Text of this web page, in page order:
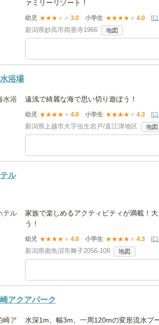
ァミリーリゾート！
幼児 ★★★ ★ ★ 3.0 小学生 ★★★★ ★ 4.0 [
新潟県妙高市両善寺1966 地図
浴場
遠浅で綺麗な海で思い切り遊ぼう！
幼児 ★★★★ ★ 4.0 小学生 ★★★★ ★ 4.3 [
新潟県上越市大字虫生岩戸/直江津地区 地図
ル
家族で楽しめるアクティビティが満載！
う！
幼児 ★★★★ ★ 4.0 小学生 ★★★★ ★ 4.3 [
新潟県南魚沼市舞子2056-108 地図
アクアパーク
水深1m、幅3m、一周120mの変形流水プ